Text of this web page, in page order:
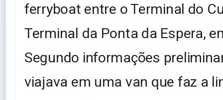
ferryboat entre o Terminal do
Terminal da Ponta da Espera,
Segundo informações
viajava em uma van que faz a